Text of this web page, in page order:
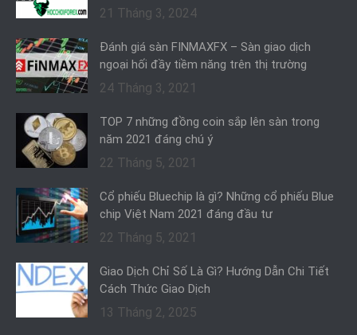
21 Tháng 3, 2024
Đánh giá sàn FINMAXFX – Sàn giao dịch
ngoại hối đầy tiềm năng trên thị trường
24 Tháng 3, 2021
TOP 7 những đồng coin sắp lên sàn trong
năm 2021 đáng chú ý
22 Tháng 5, 2021
Cổ phiếu Bluechip là gì? Những cổ phiếu Blue
chip Việt Nam 2021 đáng đầu tư
22 Tháng 5, 2021
Giao Dịch Chỉ Số Là Gì? Hướng Dẫn Chi Tiết
Cách Thức Giao Dịch
13 Tháng 2, 2025